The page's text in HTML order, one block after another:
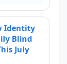
Identity
Blind
July